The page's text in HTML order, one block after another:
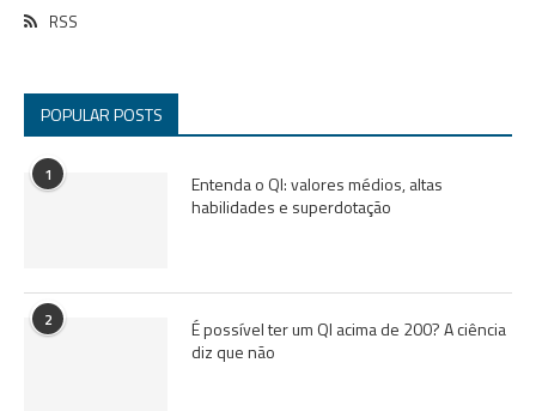
RSS
POPULAR POSTS
1
Entenda o QI: valores médios, altas
habilidades e superdotação
2
É possível ter um QI acima de 200? A ciência
diz que não